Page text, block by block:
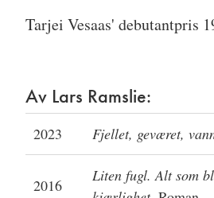
Tarjei Vesaas' debutantpris
Av Lars Ramslie:
2023 Fjellet, geværet,
2016
Liten fugl. Alt som